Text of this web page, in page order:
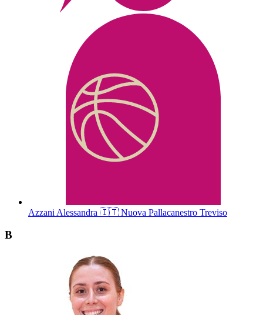
AzzaniAlessandra 🇮🇹 Nuova Pallacanestro Treviso
B